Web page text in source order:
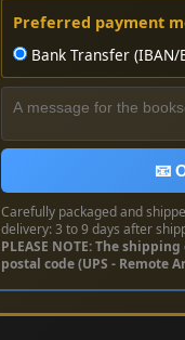
Preferred payment
Bank Transfer (IBAN/
📧
Carefully packaged and
delivery: 3 to 9 days after
PLEASE NOTE: The
postal code (UPS - Remote